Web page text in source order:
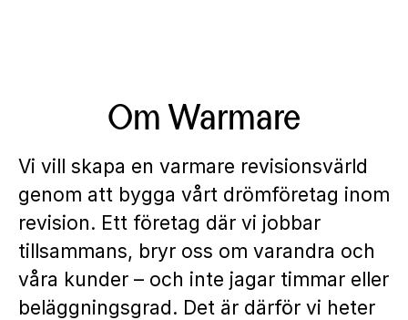
Om Warmare
Vi vill skapa en varmare revisionsvärld
genom att bygga vårt drömföretag inom
revision. Ett företag där vi jobbar
tillsammans, bryr oss om varandra och
våra kunder – och inte jagar timmar eller
beläggningsgrad. Det är därför vi heter